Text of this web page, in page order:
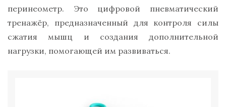
перинеометр. Это цифровой пневматический
тренажёр, предназначенный для контроля силы
сжатия мышц и создания дополнительной
нагрузки, помогающей им развиваться.